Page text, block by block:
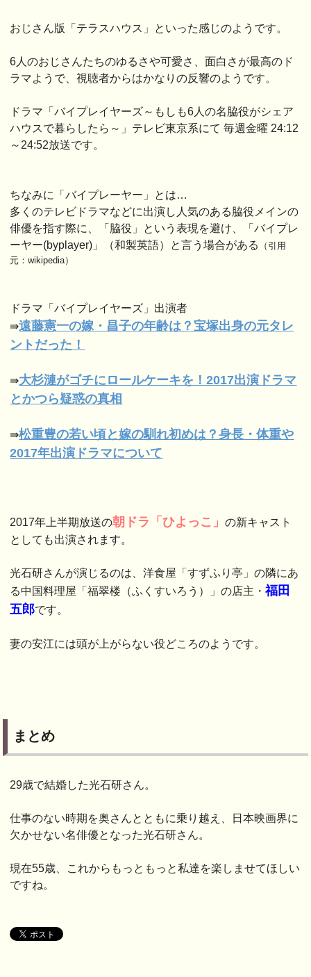
おじさん版「テラスハウス」といった感じのようです。
6人のおじさんたちのゆるさや可愛さ、面白さが最高のド
ラマようで、視聴者からはかなりの反響のようです。
ドラマ「バイプレイヤーズ～もしも6人の名脇役がシェア
ハウスで暮らしたら～」テレビ東京系にて 毎週金曜 24:12
～24:52放送です。
ちなみに「バイプレーヤー」とは…
多くのテレビドラマなどに出演し人気のある脇役メインの
俳優を指す際に、「脇役」という表現を避け、「バイプレ
ーヤー(byplayer)」（和製英語）と言う場合がある
（引用
元：wikipedia）
ドラマ「バイプレイヤーズ」出演者
⇛遠藤憲一の嫁・昌子の年齢は？宝塚出身の元タレ
ントだった！
⇛大杉漣がゴチにロールケーキを！2017出演ドラマ
とかつら疑惑の真相
⇛松重豊の若い頃と嫁の馴れ初めは？身長・体重や
2017年出演ドラマについて
2017年上半期放送の朝ドラ「ひよっこ」の新キャスト
としても出演されます。
光石研さんが演じるのは、洋食屋「すずふり亭」の隣にあ
る中国料理屋「福翠楼（ふくすいろう）」の店主・福田
五郎です。
妻の安江には頭が上がらない役どころのようです。
まとめ
29歳で結婚した光石研さん。
仕事のない時期を奥さんとともに乗り越え、日本映画界に
欠かせない名俳優となった光石研さん。
現在55歳、これからもっともっと私達を楽しませてほしい
ですね。